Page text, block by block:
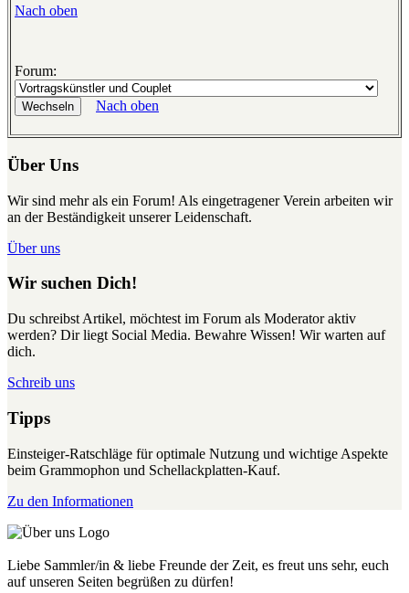
Nach oben
Forum:
Nach oben
Über Uns
Wir sind mehr als ein Forum! Als eingetragener Verein arbeiten wir
an der Beständigkeit unserer Leidenschaft.
Über uns
Wir suchen Dich!
Du schreibst Artikel, möchtest im Forum als Moderator aktiv
werden? Dir liegt Social Media. Bewahre Wissen! Wir warten auf
dich.
Schreib uns
Tipps
Einsteiger-Ratschläge für optimale Nutzung und wichtige Aspekte
beim Grammophon und Schellackplatten-Kauf.
Zu den Informationen
Liebe Sammler/in & liebe Freunde der Zeit, es freut uns sehr, euch
auf unseren Seiten begrüßen zu dürfen!